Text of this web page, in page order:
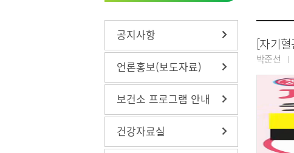
감염병예방 올바른 손씻기
진 예방접종
공지사항
언론홍보(보도자료)
보건소 프로그램 안내
건강자료실
[자기
박준선